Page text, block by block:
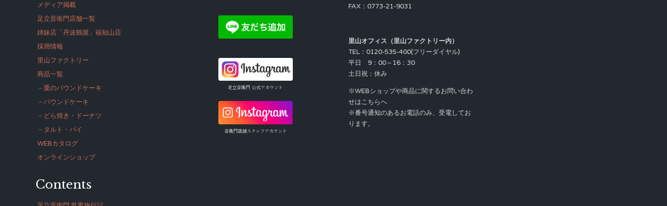
メディア掲載
足立音衛門店舗一覧
姉妹店「丹波鶴屋」福知山店
採用情報
里山ファクトリー
商品一覧
－栗のパウンドケーキ
－パウンドケーキ
－どら焼き・ドーナツ
－タルト・パイ
WEBカタログ
オンラインショップ
Contents
足立音衛門 公式アカウント
音衛門店舗スタッフアカウント
FAX：0773-21-9031
里山オフィス（里山ファクトリー内）
TEL：0120-535-400(フリーダイヤル)
平日 9：00～16：30
土日祝：休み
※WEBショップや商品に関するお問い合わ
せはこちらへ
※番号通知のあるお電話のみ、受電してお
ります。